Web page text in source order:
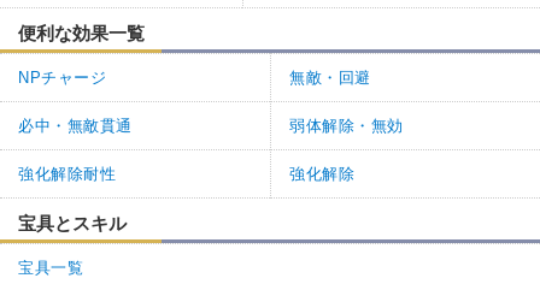
便利な効果一覧
NPチャージ 無敵・回避
必中・無敵貫通 弱体解除・無効
強化解除耐性 強化解除
宝具とスキル
宝具一覧